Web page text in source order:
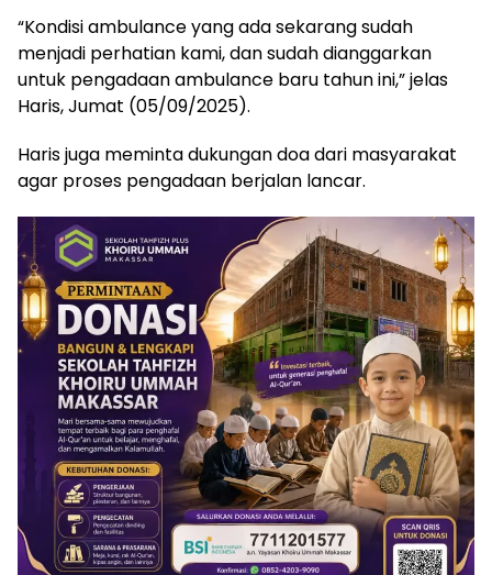
“Kondisi ambulance yang ada sekarang sudah
menjadi perhatian kami, dan sudah dianggarkan
untuk pengadaan ambulance baru tahun ini,” jelas
Haris, Jumat (05/09/2025).
Haris juga meminta dukungan doa dari masyarakat
agar proses pengadaan berjalan lancar.